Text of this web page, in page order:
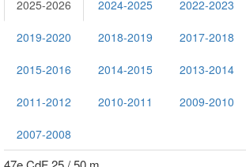
2025-2026 2024-2025 2022-2023
2019-2020 2018-2019 2017-2018
2015-2016 2014-2015 2013-2014
2011-2012 2010-2011 2009-2010
2007-2008